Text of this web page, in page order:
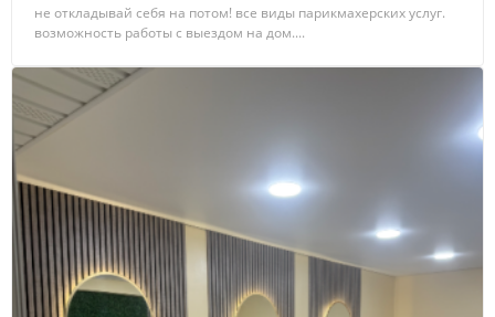
не откладывай себя на потом! все виды парикмахерских услуг.
возможность работы с выездом на дом....